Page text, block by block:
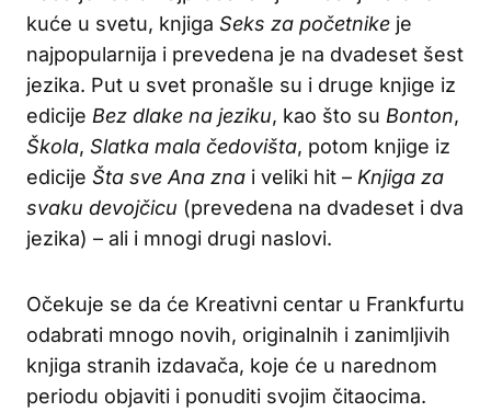
kuće u svetu, knjiga Seks za početnike je
najpopularnija i prevedena je na dvadeset šest
jezika. Put u svet pronašle su i druge knjige iz
edicije Bez dlake na jeziku, kao što su Bonton,
Škola, Slatka mala čedovišta, potom knjige iz
edicije Šta sve Ana zna i veliki hit – Knjiga za
svaku devojčicu (prevedena na dvadeset i dva
jezika) – ali i mnogi drugi naslovi.
Očekuje se da će Kreativni centar u Frankfurtu
odabrati mnogo novih, originalnih i zanimljivih
knjiga stranih izdavača, koje će u narednom
periodu objaviti i ponuditi svojim čitaocima.